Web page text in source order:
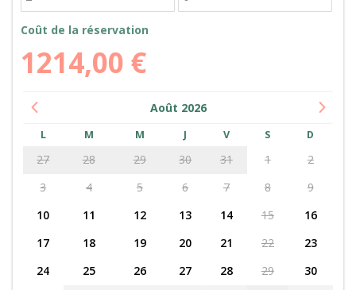
Coût de la réservation
1214,00 €
Août 2026
L M M J V S D
27 28 29 30 31 1
2
3
4 5 6 7 8
9
10
11 12 13 14 15
16
17
18 19 20 21 22
23
24
25 26 27 28 29
30